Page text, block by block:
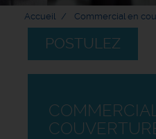
Accueil Commercial en
POSTULEZ